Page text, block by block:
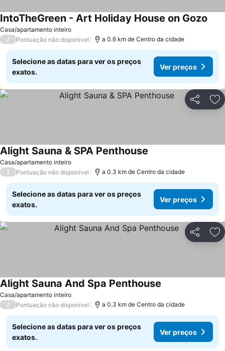
Casa/apartamento inteiro
IntoTheGreen - Art Holiday House on Gozo
/ Pontuação não disponível a 0.6 km de Centro da cidade
Selecione as datas para ver os preços
exatos.
Ver preços
Partilhar
Casa/apartamento inteiro
Alight Sauna & SPA Penthouse
/ Pontuação não disponível a 0.3 km de Centro da cidade
Selecione as datas para ver os preços
exatos.
Ver preços
Partilhar
Casa/apartamento inteiro
Alight Sauna And Spa Penthouse
/ Pontuação não disponível a 0.3 km de Centro da cidade
Selecione as datas para ver os preços
exatos.
Ver preços